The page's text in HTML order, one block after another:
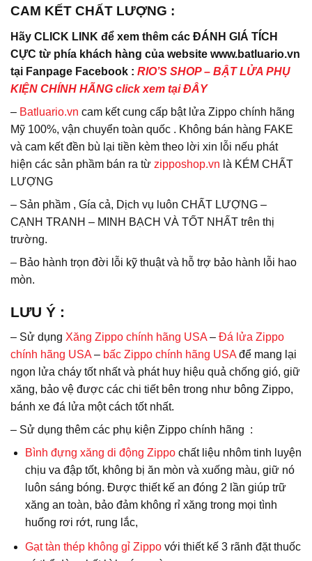
CAM KẾT CHẤT LƯỢNG :
Hãy CLICK LINK để xem thêm các ĐÁNH GIÁ TÍCH
CỰC từ phía khách hàng của website www.batluario.vn
tại Fanpage Facebook : RIO’S SHOP – BẬT LỬA PHỤ
KIỆN CHÍNH HÃNG click xem tại ĐÂY
– Batluario.vn cam kết cung cấp bật lửa Zippo chính hãng
Mỹ 100%, vận chuyển toàn quốc . Không bán hàng FAKE
và cam kết đền bù lại tiền kèm theo lời xin lỗi nếu phát
hiện các sản phầm bán ra từ zipposhop.vn là KÉM CHẤT
LƯỢNG
– Sản phầm , Gía cả, Dịch vụ luôn CHẤT LƯỢNG –
CẠNH TRANH – MINH BẠCH VÀ TỐT NHẤT trên thị
trường.
– Bảo hành trọn đời lỗi kỹ thuật và hỗ trợ bảo hành lỗi hao
mòn.
LƯU Ý :
– Sử dụng Xăng Zippo chính hãng USA– Đá lửa Zippo
chính hãng USA– bấc Zippo chính hãng USAđể mang lại
ngọn lửa cháy tốt nhất và phát huy hiệu quả chống gió, giữ
xăng, bảo vệ được các chi tiết bên trong như bông Zippo,
bánh xe đá lửa một cách tốt nhất.
– Sử dụng thêm các phụ kiện Zippo chính hãng :
Bình đựng xăng di động Zippochất liệu nhôm tinh luyện
chịu va đập tốt, không bị ăn mòn và xuống màu, giữ nó
luôn sáng bóng. Được thiết kế an đóng 2 lần giúp trữ
xăng an toàn, bảo đảm không rỉ xăng trong mọi tình
huống rơi rớt, rung lắc,
Gạt tàn thép không gỉ Zippo với thiết kế 3 rãnh đặt thuốc